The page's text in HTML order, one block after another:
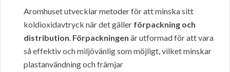
Aromhuset utvecklar metoder för att minska sitt
koldioxidavtryck när det gäller förpackning och
distribution. Förpackningen är utformad för att vara
så effektiv och miljövänlig som möjligt, vilket minskar
plastanvändning och främjar